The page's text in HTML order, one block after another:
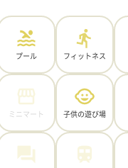
プール フィットネス
ミニマート 子供の遊び場